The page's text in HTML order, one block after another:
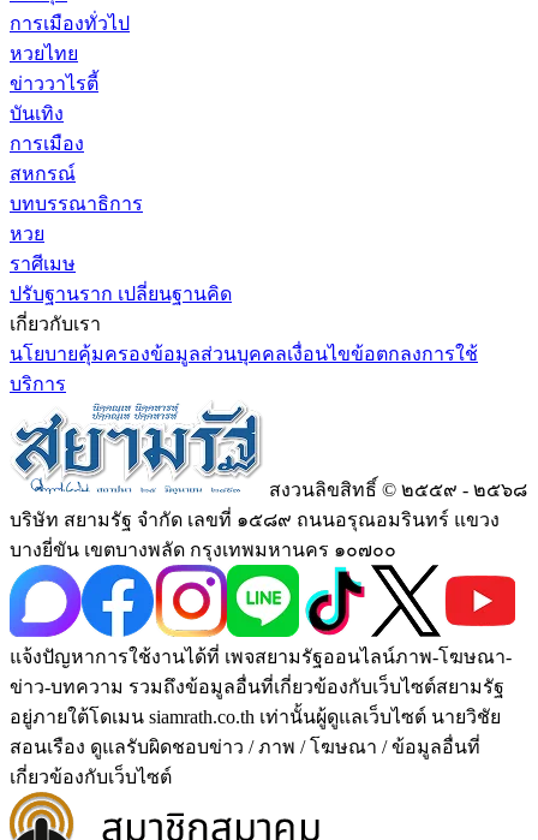
การเมืองทั่วไป
หวยไทย
ข่าววาไรตี้
บันเทิง
การเมือง
สหกรณ์
บทบรรณาธิการ
หวย
ราศีเมษ
ปรับฐานราก เปลี่ยนฐานคิด
เกี่ยวกับเรา
นโยบายคุ้มครองข้อมูลส่วนบุคคลเงื่อนไขข้อตกลงการใช้
บริการ
สงวนลิขสิทธิ์ © ๒๕๕๙ - ๒๕๖๘
บริษัท สยามรัฐ จำกัด เลขที่ ๑๕๘๙ ถนนอรุณอมรินทร์ แขวง
บางยี่ขัน เขตบางพลัด กรุงเทพมหานคร ๑๐๗๐๐
แจ้งปัญหาการใช้งานได้ที่ เพจสยามรัฐออนไลน์ภาพ-โฆษณา-
ข่าว-บทความ รวมถึงข้อมูลอื่นที่เกี่ยวข้องกับเว็บไซต์สยามรัฐ
อยู่ภายใต้โดเมน siamrath.co.th เท่านั้นผู้ดูแลเว็บไซต์ นายวิชัย
สอนเรือง ดูแลรับผิดชอบข่าว / ภาพ / โฆษณา / ข้อมูลอื่นที่
เกี่ยวข้องกับเว็บไซต์